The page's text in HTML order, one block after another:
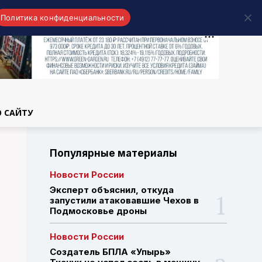
САЙТУ
Популярные материалы
Новости России
Эксперт объяснил, откуда
запустили атаковавшие Чехов в
Подмосковье дроны
Новости России
Создатель БПЛА «Упырь»
Политика конфиденциальности